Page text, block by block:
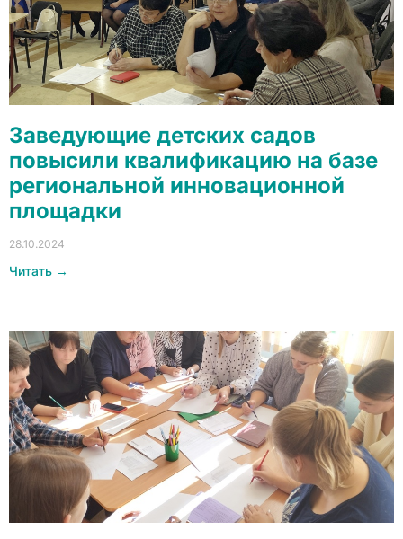
Заведующие детских садов
повысили квалификацию на базе
региональной инновационной
площадки
28.10.2024
Читать →